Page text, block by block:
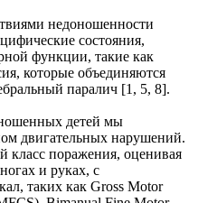
недоношенности
состояния,
функции, такие как
которые объединяются
паралич [1, 5, 8].
детей мы
двигательных нарушений.
поражения, оценивая
и руках, с
таких как Gross Motor